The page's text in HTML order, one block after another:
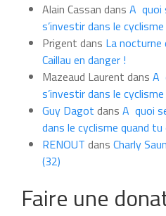
moisAlain Cassan dans A quoi
s’investir dans le
Prigent dans La nocturne
Caillau en danger !
Mazeaud Laurent dans A
s’investir dans le
Guy Dagot dans A quoi
dans le cyclisme quand
RENOUT dans Charly
(32)
Faire une